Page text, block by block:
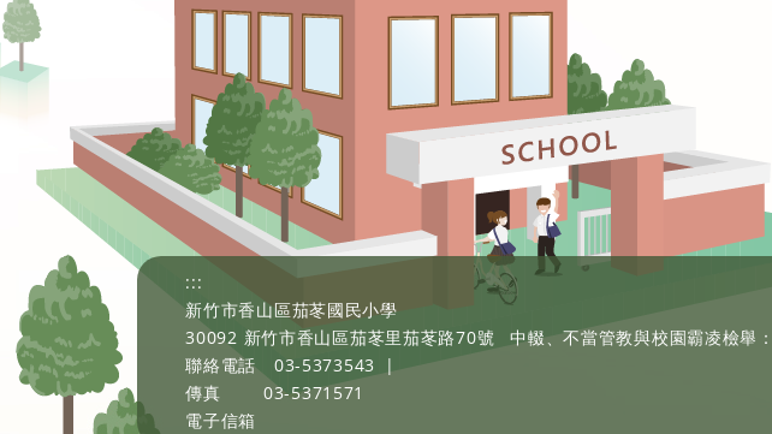
:::
新竹市香山區茄苳國民小學
30092 新竹市香山區茄苳里茄苳路70號
中輟、不當管教與校園霸凌檢
聯絡電話
03-5373543
|
傳真
03-5371571
電子信箱